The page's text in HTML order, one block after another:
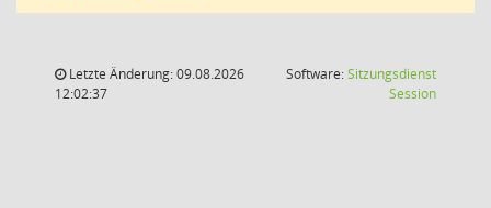
Letzte Änderung: 09.08.2026
12:02:37
Software:Sitzungsdienst
Session(Wird in